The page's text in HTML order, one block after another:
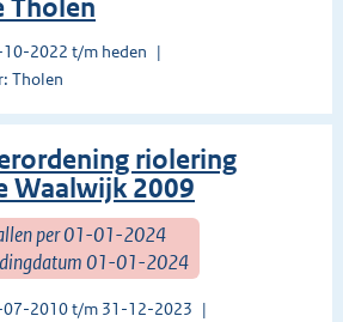
Tholen
2022 t/m heden
Tholen
riolering
Waalwijk 2009
per 01-01-2024
01-01-2024
07-2010 t/m 31-12-2023